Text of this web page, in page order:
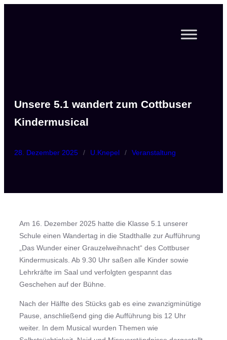
Unsere 5.1 wandert zum Cottbuser
Kindermusical
28. Dezember 2025 / U.Knepel / Veranstaltung
Am 16. Dezember 2025 hatte die Klasse 5.1 unserer
Schule einen Wandertag in die Stadthalle zur Aufführung
„Das Wunder einer Grauzelweihnacht“ des Cottbuser
Kindermusicals. Ab 9.30 Uhr saßen alle Kinder sowie
Lehrkräfte im Saal und verfolgten gespannt das
Geschehen auf der Bühne.
Nach der Hälfte des Stücks gab es eine zwanzigminütige
Pause, anschließend ging die Aufführung bis 12 Uhr
weiter. In dem Musical wurden Themen wie